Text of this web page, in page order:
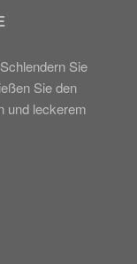
Sie
Sie den
und leckerem